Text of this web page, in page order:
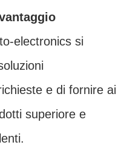
electronics si
e di fornire ai
superiore e